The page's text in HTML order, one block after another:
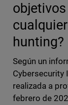
hunting?
Según un
Cybersecurity
realizada a
febrero de